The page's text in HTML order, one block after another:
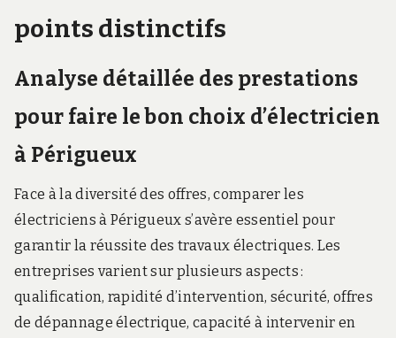
points distinctifs
Analyse détaillée des prestations
pour faire le bon choix d’électricien
à Périgueux
Face à la diversité des offres, comparer les
électriciens à Périgueux s’avère essentiel pour
garantir la réussite des travaux électriques. Les
entreprises varient sur plusieurs aspects :
qualification, rapidité d’intervention, sécurité, offres
de dépannage électrique, capacité à intervenir en